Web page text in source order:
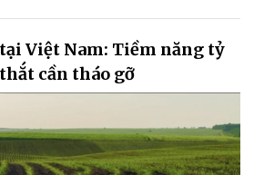
Việt Nam: Tiềm năng tỷ
cần tháo gỡ